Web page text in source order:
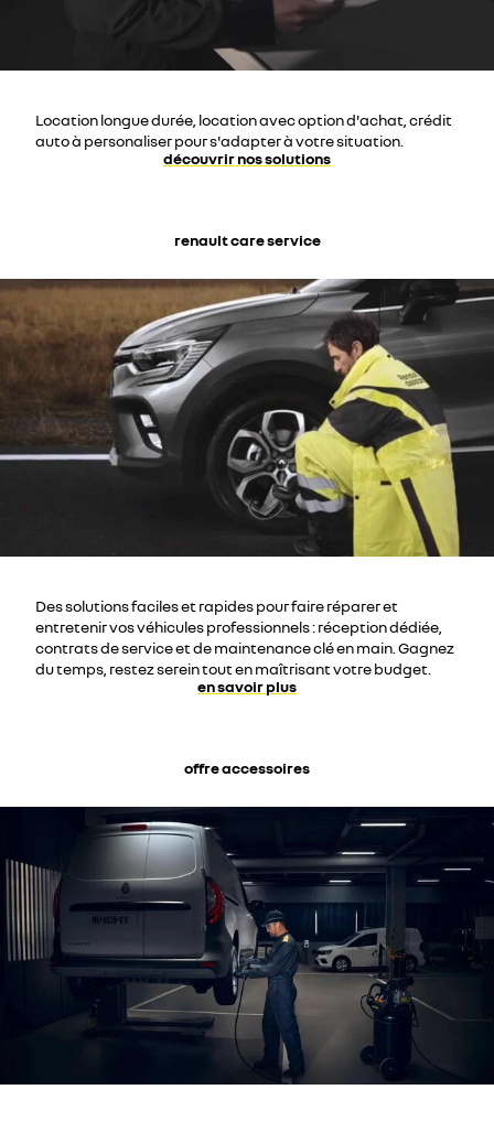
Location longue durée, location avec option d'achat, crédit
auto à personaliser pour s'adapter à votre situation.
découvrir nos solutions
renault care service
Des solutions faciles et rapides pour faire réparer et
entretenir vos véhicules professionnels : réception dédiée,
contrats de service et de maintenance clé en main. Gagnez
du temps, restez serein tout en maîtrisant votre budget.
en savoir plus
offre accessoires